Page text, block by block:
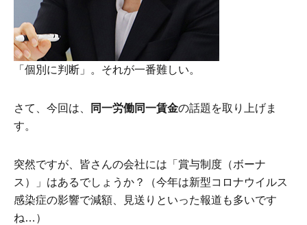
「個別に判断」。それが一番難しい。
さて、今回は、 同一労働同一賃金の話題を取り上げま
す。
突然ですが、皆さんの会社には「賞与制度（ボーナ
ス）」はあるでしょうか？（今年は新型コロナウイルス
感染症の影響で減額、見送りといった報道も多いです
ね…）